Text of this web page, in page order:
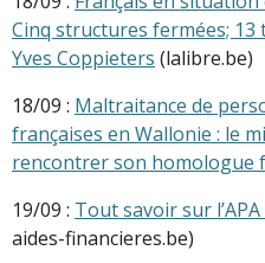
Cinq structures fermées;
Yves Coppieters (lalibre.be)
18/09 : Maltraitance de
françaises en Wallonie : le
rencontrer son homologue
19/09 : Tout savoir sur
aides-financieres.be)